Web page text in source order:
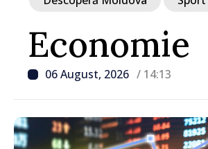
Economie
06 August, 2026 / 14:13